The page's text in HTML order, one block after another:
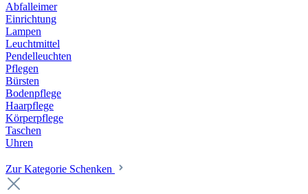
Abfalleimer
Einrichtung
Lampen
Leuchtmittel
Pendelleuchten
Pflegen
Bürsten
Bodenpflege
Haarpflege
Körperpflege
Taschen
Uhren
Zur Kategorie Schenken